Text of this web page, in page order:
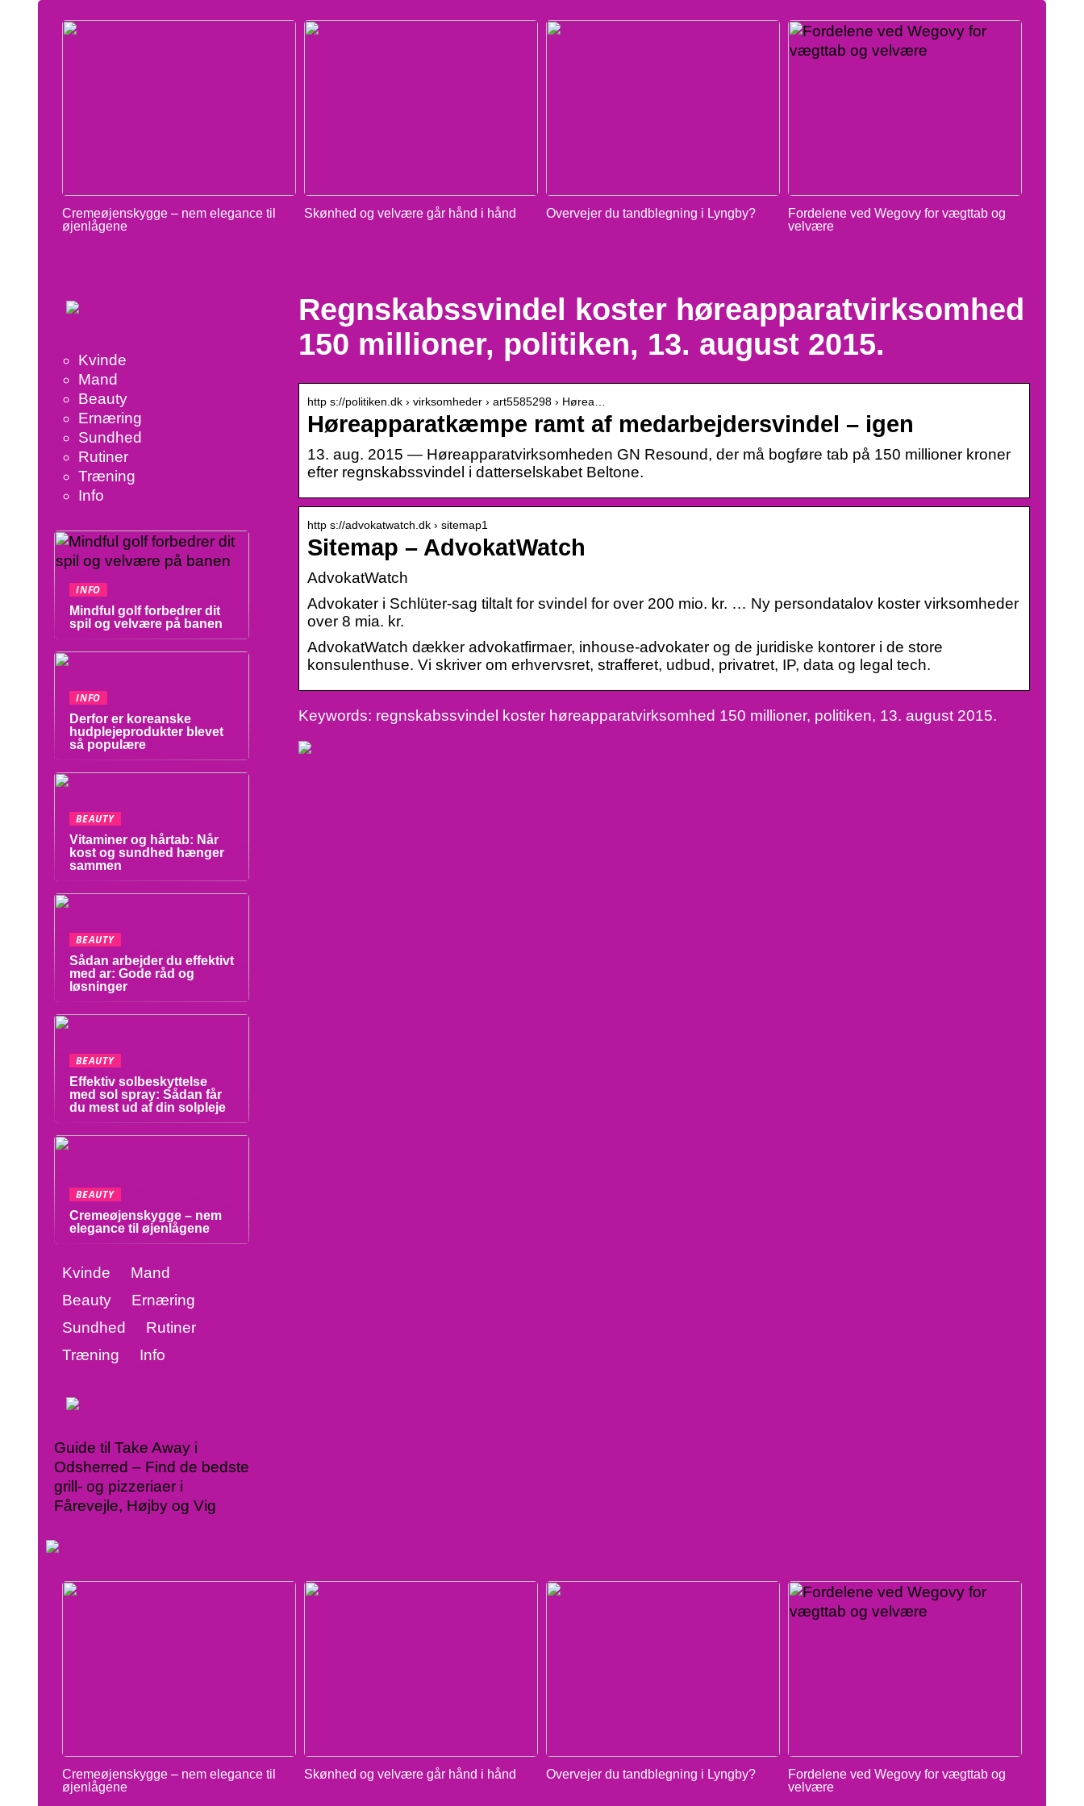
Cremeøjenskygge – nem elegance til
øjenlågene
Skønhed og velvære går hånd i hånd Overvejer du tandblegning i Lyngby?
Fordelene ved Wegovy for vægttab og
velvære
Regnskabssvindel koster høreapparatvirksomhed
150 millioner, politiken, 13. august 2015.
http s://politiken.dk › virksomheder › art5585298 › Hørea…
Høreapparatkæmpe ramt af medarbejdersvindel – igen
13. aug. 2015 — Høreapparatvirksomheden GN Resound, der må bogføre tab på 150 millioner kroner
efter regnskabssvindel i datterselskabet Beltone.
http s://advokatwatch.dk › sitemap1
Sitemap – AdvokatWatch
AdvokatWatch
Advokater i Schlüter-sag tiltalt for svindel for over 200 mio. kr. … Ny persondatalov koster virksomheder
over 8 mia. kr.
AdvokatWatch dækker advokatfirmaer, inhouse-advokater og de juridiske kontorer i de store
konsulenthuse. Vi skriver om erhvervsret, strafferet, udbud, privatret, IP, data og legal tech.
Keywords: regnskabssvindel koster høreapparatvirksomhed 150 millioner, politiken, 13. august 2015.
Kvinde
Mand
Beauty
Ernæring
Sundhed
Rutiner
Træning
Info
INFO
Mindful golf forbedrer dit
spil og velvære på banen
INFO
Derfor er koreanske
hudplejeprodukter blevet
så populære
BEAUTY
Vitaminer og hårtab: Når
kost og sundhed hænger
sammen
BEAUTY
Sådan arbejder du effektivt
med ar: Gode råd og
løsninger
BEAUTY
Effektiv solbeskyttelse
med sol spray: Sådan får
du mest ud af din solpleje
BEAUTY
Cremeøjenskygge – nem
elegance til øjenlågene
Kvinde
Mand
Beauty
Ernæring
Sundhed
Rutiner
Træning
Info
Guide til Take Away i
Odsherred – Find de bedste
grill- og pizzeriaer i
Fårevejle, Højby og Vig
Cremeøjenskygge – nem elegance til
øjenlågene
Skønhed og velvære går hånd i hånd Overvejer du tandblegning i Lyngby?
Fordelene ved Wegovy for vægttab og
velvære